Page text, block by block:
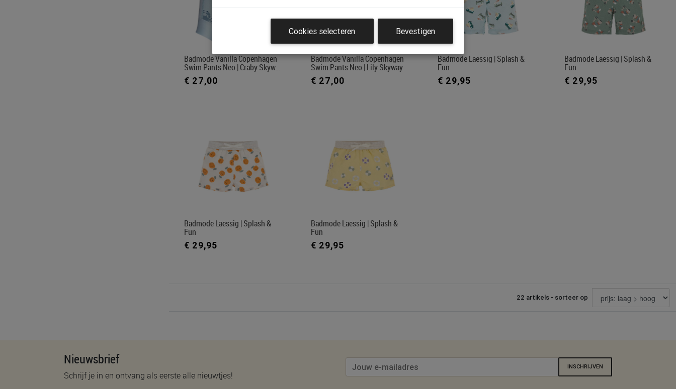
Badmode Vanilla Copenhagen
Swim Pants Neo | Craby Skyw…
€ 27,00
Badmode Vanilla Copenhagen
Swim Pants Neo | Lily Skyway
€ 27,00
Badmode Laessig | Splash &
Fun
€ 29,95
Badmode Laessig | Splash &
Fun
€ 29,95
Badmode Laessig | Splash &
Fun
€ 29,95
Badmode Laessig | Splash &
Fun
€ 29,95
22 artikels - sorteer op
Nieuwsbrief
Schrijf je in en ontvang als eerste alle nieuwtjes!
INSCHRIJVEN
Cookies selecteren Bevestigen